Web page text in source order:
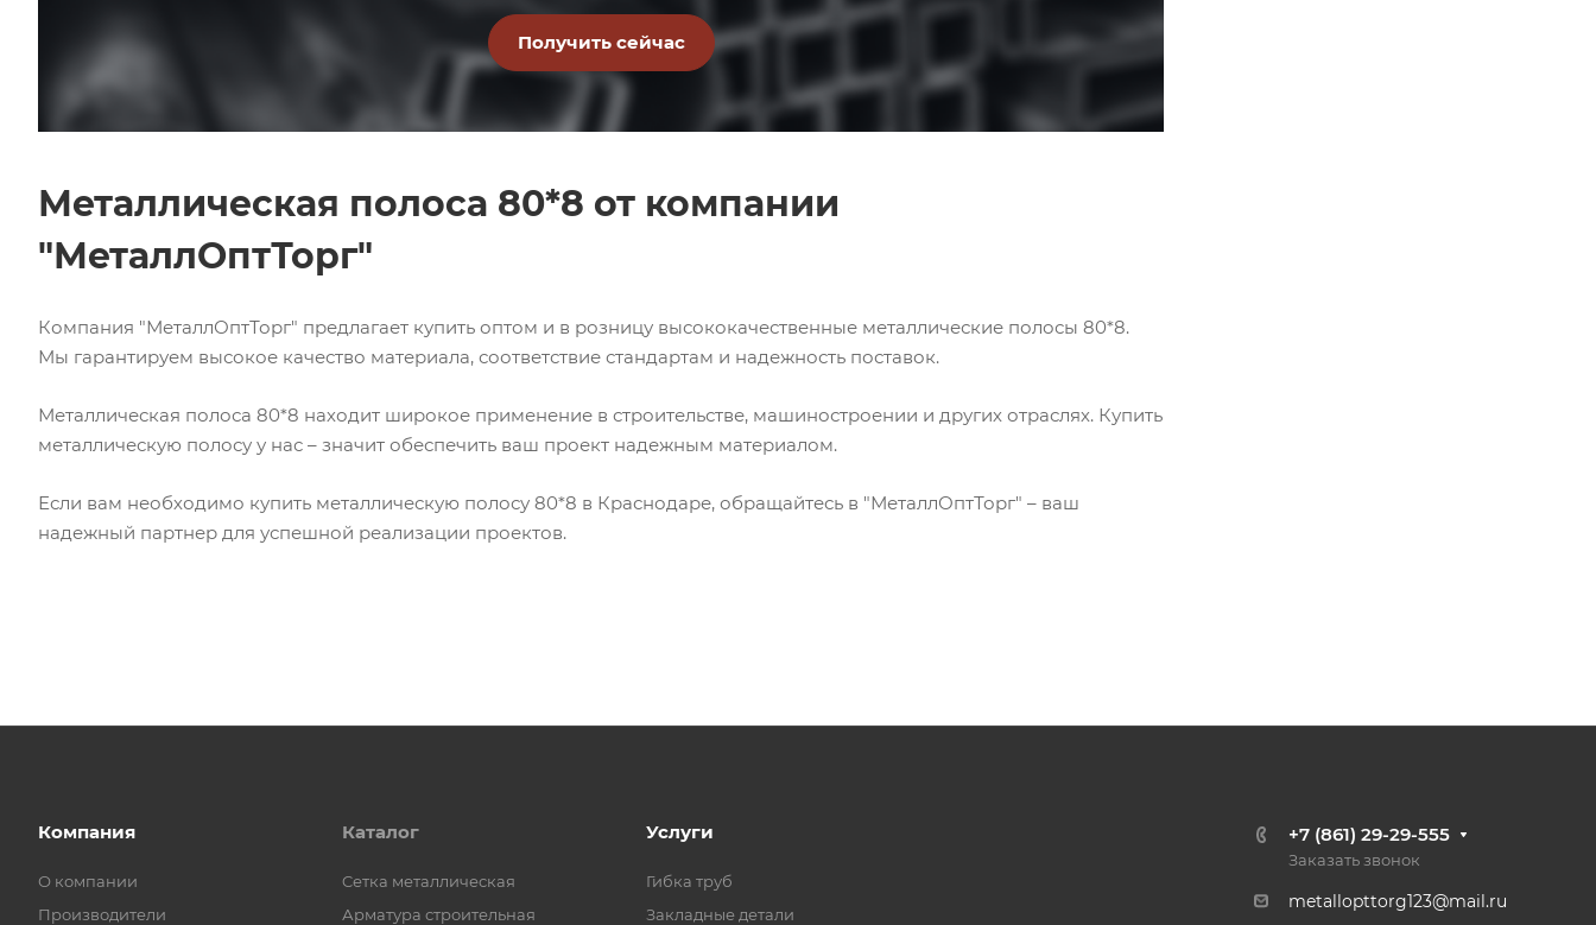
Металлическая полоса 80*8 от компании
"МеталлОптТорг"
Компания "МеталлОптТорг" предлагает купить оптом и в розницу высококачественные металлические полосы 80*8.
Мы гарантируем высокое качество материала, соответствие стандартам и надежность поставок.
Металлическая полоса 80*8 находит широкое применение в строительстве, машиностроении и других отраслях. Купить
металлическую полосу у нас – значит обеспечить ваш проект надежным материалом.
Если вам необходимо купить металлическую полосу 80*8 в Краснодаре, обращайтесь в "МеталлОптТорг" – ваш
надежный партнер для успешной реализации проектов.
Компания
О компании
Производители
Каталог
Cетка металлическая
Арматура строительная
Услуги
Гибка труб
Закладные детали
+7 (861) 29-29-555
Заказать звонок
metallopttorg123@mail.ru